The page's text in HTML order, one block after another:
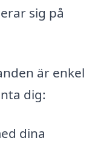
sig på
är enkel
dig:
dina